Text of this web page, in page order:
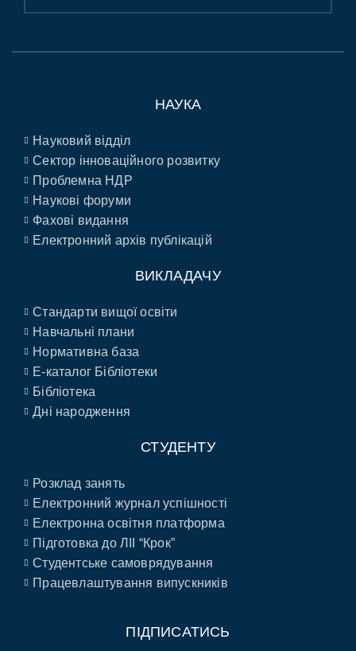
НАУКА
Науковий відділ
Сектор інноваційного розвитку
Проблемна НДР
Наукові форуми
Фахові видання
Електронний архів публікацій
ВИКЛАДАЧУ
Стандарти вищої освіти
Навчальні плани
Нормативна база
E-каталог Бібліотеки
Бібліотека
Дні народження
СТУДЕНТУ
Розклад занять
Електронний журнал успішності
Електронна освітня платформа
Підготовка до ЛІІ “Крок”
Студентське самоврядування
Працевлаштування випускників
ПІДПИСАТИСЬ